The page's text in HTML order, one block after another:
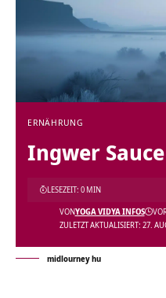
ERNÄHRUNG
Ingwer
ZULETZT AKTUALISIERT: 27.
VONYOGA VIDYA INFOS
LESEZEIT: 0 MIN
midlourney hu